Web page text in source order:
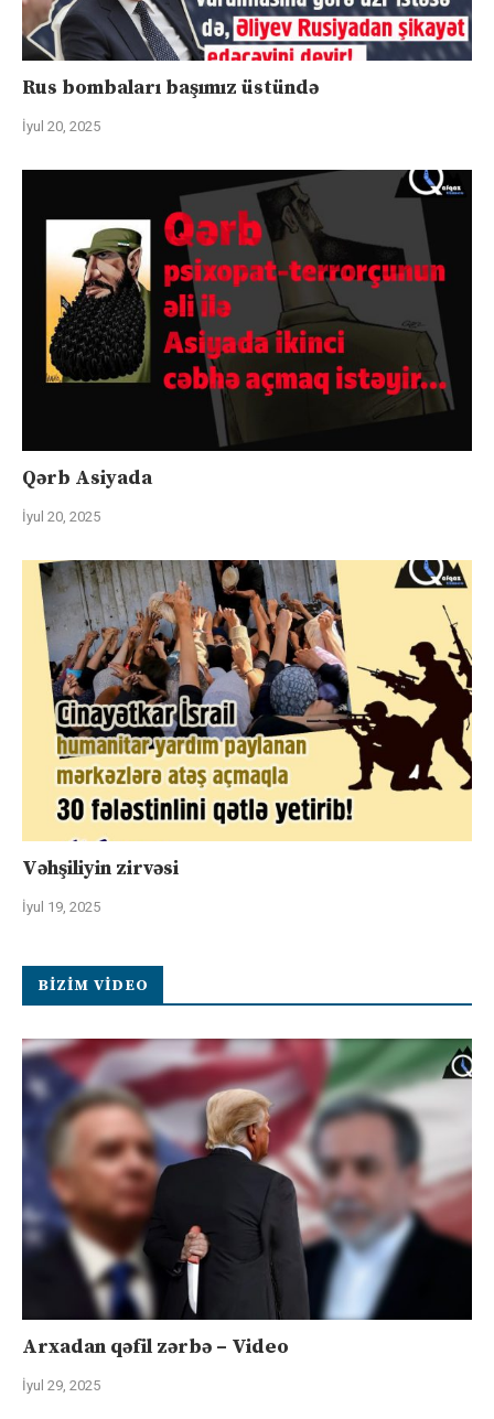
Rus bombaları başımız üstündə
İyul 20, 2025
Qərb Asiyada
İyul 20, 2025
Vəhşiliyin zirvəsi
İyul 19, 2025
BIZIM VIDEO
Arxadan qəfil zərbə – Video
İyul 29, 2025